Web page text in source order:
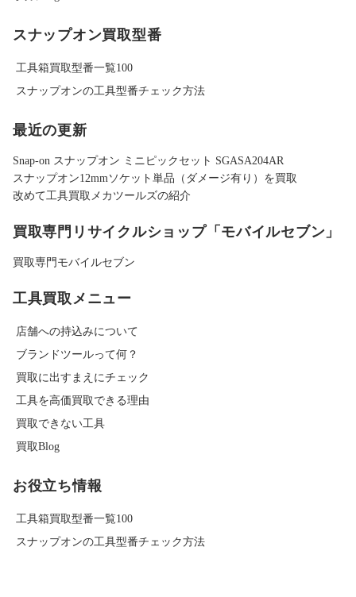
スナップオン買取型番
工具箱買取型番一覧100
スナップオンの工具型番チェック方法
最近の更新
Snap-on スナップオン ミニピックセット SGASA204AR
スナップオン12mmソケット単品（ダメージ有り）を買取
改めて工具買取メカツールズの紹介
買取専門リサイクルショップ「モバイルセブン」
買取専門モバイルセブン
工具買取メニュー
店舗への持込みについて
ブランドツールって何？
買取に出すまえにチェック
工具を高価買取できる理由
買取できない工具
買取Blog
お役立ち情報
工具箱買取型番一覧100
スナップオンの工具型番チェック方法